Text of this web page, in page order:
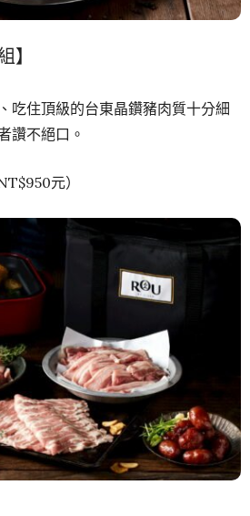
】
吃住頂級的台東晶鑽豬肉質十分細
讚不絕口。
元）